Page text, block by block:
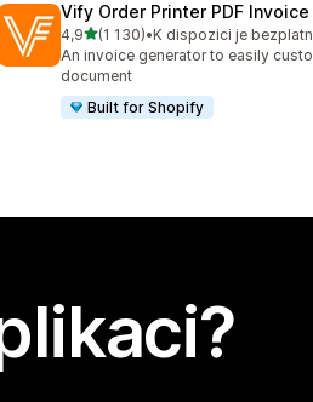
Vify Order Printer PDF Invoice
4,9z 5 hvězd
(1 130)
Celkový počet recenzí: 1130
•K dispozici je
An invoice generator to easily
document
Built for Shopify